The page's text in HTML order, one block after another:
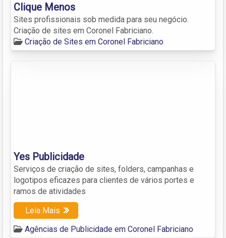
Clique Menos
Sites profissionais sob medida para seu negócio.
Criação de sites em Coronel Fabriciano.
Criação de Sites em Coronel Fabriciano
Yes Publicidade
Serviços de criação de sites, folders, campanhas e
logotipos eficazes para clientes de vários portes e
ramos de atividades
Leia Mais
Agências de Publicidade em Coronel Fabriciano